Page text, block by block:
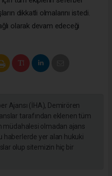
dikkatli olmalarını istedi.
olarak devam edeceği
Ajansı (İHA), Demirören
tarafından eklenen tüm
müdahalesi olmadan ajans
haberlerde yer alan hukuki
olup sitemizin hiç bir